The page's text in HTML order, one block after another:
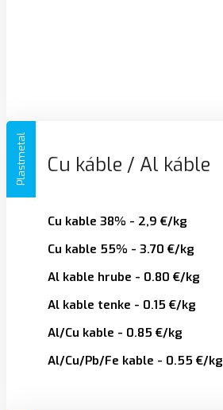
Plastmetal Cu káble / Al káble
Cu kable 38% - 2,9 €/kg
Cu kable 55% - 3.70 €/kg
Al kable hrube - 0.80 €/kg
Al kable tenke - 0.15 €/kg
Al/Cu kable - 0.85 €/kg
Al/Cu/Pb/Fe kable - 0.55 €/kg